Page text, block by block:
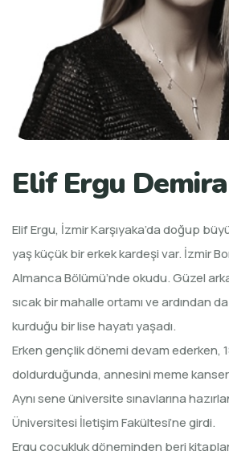
Elif Ergu
Elif Ergu, İzmir Karşıyaka’da doğup
yaş küçük bir erkek kardeşi var. İzmir
Almanca Bölümü’nde okudu. Güzel
sıcak bir mahalle ortamı ve ardından
kurduğu bir lise hayatı yaşadı.
Erken gençlik dönemi devam ederken,
doldurduğunda, annesini meme
Aynı sene üniversite sınavlarına
Üniversitesi İletişim Fakültesi’ne girdi.
Ergu çocukluk döneminden beri